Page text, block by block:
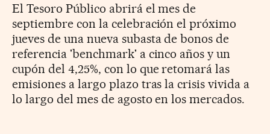
El Tesoro Público abrirá el mes de
septiembre con la celebración el próximo
jueves de una nueva subasta de bonos de
referencia 'benchmark' a cinco años y un
cupón del 4,25%, con lo que retomará las
emisiones a largo plazo tras la crisis vivida a
lo largo del mes de agosto en los mercados.